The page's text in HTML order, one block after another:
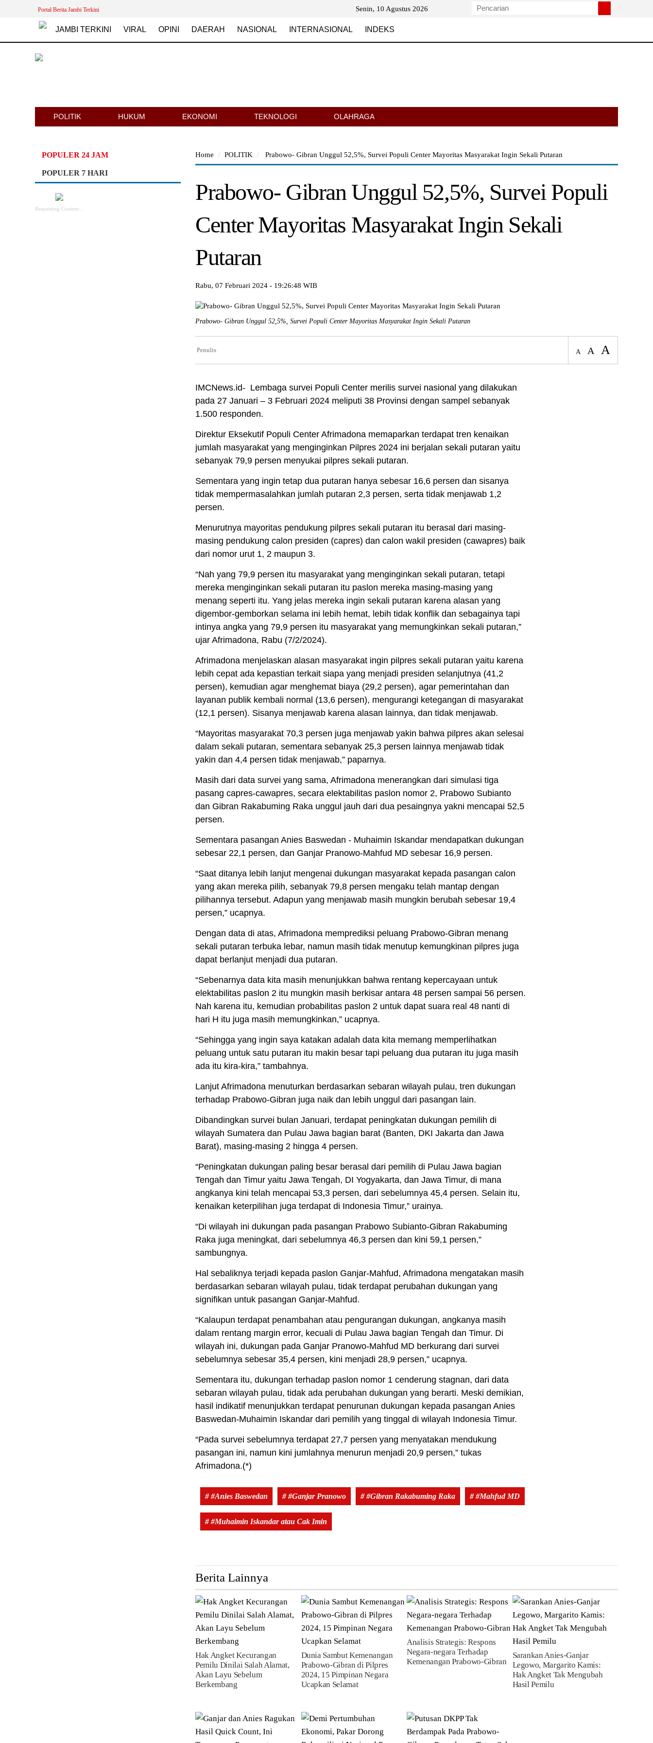
Portal Berita Jambi Terkini Senin, 10 Agustus 2026
JAMBI TERKINI VIRAL OPINI DAERAH NASIONAL INTERNASIONAL INDEKS
POLITIK HUKUM EKONOMI TEKNOLOGI OLAHRAGA
POPULER 24 JAM
POPULER 7 HARI
Requesting Content...
Home POLITIK Prabowo- Gibran Unggul 52,5%, Survei Populi Center Mayoritas Masyarakat Ingin Sekali Putaran
Prabowo- Gibran Unggul 52,5%, Survei Populi
Center Mayoritas Masyarakat Ingin Sekali
Putaran
Rabu, 07 Februari 2024 - 19:26:48 WIB
Prabowo- Gibran Unggul 52,5%, Survei Populi Center Mayoritas Masyarakat Ingin Sekali Putaran
Penulis A A A
IMCNews.id- Lembaga survei Populi Center merilis survei nasional yang dilakukan
pada 27 Januari – 3 Februari 2024 meliputi 38 Provinsi dengan sampel sebanyak
1.500 responden.
Direktur Eksekutif Populi Center Afrimadona memaparkan terdapat tren kenaikan
jumlah masyarakat yang menginginkan Pilpres 2024 ini berjalan sekali putaran yaitu
sebanyak 79,9 persen menyukai pilpres sekali putaran.
Sementara yang ingin tetap dua putaran hanya sebesar 16,6 persen dan sisanya
tidak mempermasalahkan jumlah putaran 2,3 persen, serta tidak menjawab 1,2
persen.
Menurutnya mayoritas pendukung pilpres sekali putaran itu berasal dari masing-
masing pendukung calon presiden (capres) dan calon wakil presiden (cawapres) baik
dari nomor urut 1, 2 maupun 3.
“Nah yang 79,9 persen itu masyarakat yang menginginkan sekali putaran, tetapi
mereka menginginkan sekali putaran itu paslon mereka masing-masing yang
menang seperti itu. Yang jelas mereka ingin sekali putaran karena alasan yang
digembor-gemborkan selama ini lebih hemat, lebih tidak konflik dan sebagainya tapi
intinya angka yang 79,9 persen itu masyarakat yang memungkinkan sekali putaran,”
ujar Afrimadona, Rabu (7/2/2024).
Afrimadona menjelaskan alasan masyarakat ingin pilpres sekali putaran yaitu karena
lebih cepat ada kepastian terkait siapa yang menjadi presiden selanjutnya (41,2
persen), kemudian agar menghemat biaya (29,2 persen), agar pemerintahan dan
layanan publik kembali normal (13,6 persen), mengurangi ketegangan di masyarakat
(12,1 persen). Sisanya menjawab karena alasan lainnya, dan tidak menjawab.
“Mayoritas masyarakat 70,3 persen juga menjawab yakin bahwa pilpres akan selesai
dalam sekali putaran, sementara sebanyak 25,3 persen lainnya menjawab tidak
yakin dan 4,4 persen tidak menjawab,” paparnya.
Masih dari data survei yang sama, Afrimadona menerangkan dari simulasi tiga
pasang capres-cawapres, secara elektabilitas paslon nomor 2, Prabowo Subianto
dan Gibran Rakabuming Raka unggul jauh dari dua pesaingnya yakni mencapai 52,5
persen.
Sementara pasangan Anies Baswedan - Muhaimin Iskandar mendapatkan dukungan
sebesar 22,1 persen, dan Ganjar Pranowo-Mahfud MD sebesar 16,9 persen.
“Saat ditanya lebih lanjut mengenai dukungan masyarakat kepada pasangan calon
yang akan mereka pilih, sebanyak 79,8 persen mengaku telah mantap dengan
pilihannya tersebut. Adapun yang menjawab masih mungkin berubah sebesar 19,4
persen,” ucapnya.
Dengan data di atas, Afrimadona memprediksi peluang Prabowo-Gibran menang
sekali putaran terbuka lebar, namun masih tidak menutup kemungkinan pilpres juga
dapat berlanjut menjadi dua putaran.
“Sebenarnya data kita masih menunjukkan bahwa rentang kepercayaan untuk
elektabilitas paslon 2 itu mungkin masih berkisar antara 48 persen sampai 56 persen.
Nah karena itu, kemudian probabilitas paslon 2 untuk dapat suara real 48 nanti di
hari H itu juga masih memungkinkan,” ucapnya.
“Sehingga yang ingin saya katakan adalah data kita memang memperlihatkan
peluang untuk satu putaran itu makin besar tapi peluang dua putaran itu juga masih
ada itu kira-kira,” tambahnya.
Lanjut Afrimadona menuturkan berdasarkan sebaran wilayah pulau, tren dukungan
terhadap Prabowo-Gibran juga naik dan lebih unggul dari pasangan lain.
Dibandingkan survei bulan Januari, terdapat peningkatan dukungan pemilih di
wilayah Sumatera dan Pulau Jawa bagian barat (Banten, DKI Jakarta dan Jawa
Barat), masing-masing 2 hingga 4 persen.
“Peningkatan dukungan paling besar berasal dari pemilih di Pulau Jawa bagian
Tengah dan Timur yaitu Jawa Tengah, DI Yogyakarta, dan Jawa Timur, di mana
angkanya kini telah mencapai 53,3 persen, dari sebelumnya 45,4 persen. Selain itu,
kenaikan keterpilihan juga terdapat di Indonesia Timur,” urainya.
“Di wilayah ini dukungan pada pasangan Prabowo Subianto-Gibran Rakabuming
Raka juga meningkat, dari sebelumnya 46,3 persen dan kini 59,1 persen,”
sambungnya.
Hal sebaliknya terjadi kepada paslon Ganjar-Mahfud, Afrimadona mengatakan masih
berdasarkan sebaran wilayah pulau, tidak terdapat perubahan dukungan yang
signifikan untuk pasangan Ganjar-Mahfud.
“Kalaupun terdapat penambahan atau pengurangan dukungan, angkanya masih
dalam rentang margin error, kecuali di Pulau Jawa bagian Tengah dan Timur. Di
wilayah ini, dukungan pada Ganjar Pranowo-Mahfud MD berkurang dari survei
sebelumnya sebesar 35,4 persen, kini menjadi 28,9 persen,” ucapnya.
Sementara itu, dukungan terhadap paslon nomor 1 cenderung stagnan, dari data
sebaran wilayah pulau, tidak ada perubahan dukungan yang berarti. Meski demikian,
hasil indikatif menunjukkan terdapat penurunan dukungan kepada pasangan Anies
Baswedan-Muhaimin Iskandar dari pemilih yang tinggal di wilayah Indonesia Timur.
“Pada survei sebelumnya terdapat 27,7 persen yang menyatakan mendukung
pasangan ini, namun kini jumlahnya menurun menjadi 20,9 persen,” tukas
Afrimadona.(*)
# #Anies Baswedan # #Ganjar Pranowo # #Gibran Rakabuming Raka # #Mahfud MD
# #Muhaimin Iskandar atau Cak Imin
Berita Lainnya
Hak Angket Kecurangan
Pemilu Dinilai Salah Alamat,
Akan Layu Sebelum
Berkembang
Dunia Sambut Kemenangan
Prabowo-Gibran di Pilpres
2024, 15 Pimpinan Negara
Ucapkan Selamat
Analisis Strategis: Respons
Negara-negara Terhadap
Kemenangan Prabowo-Gibran
Sarankan Anies-Ganjar
Legowo, Margarito Kamis:
Hak Angket Tak Mengubah
Hasil Pemilu